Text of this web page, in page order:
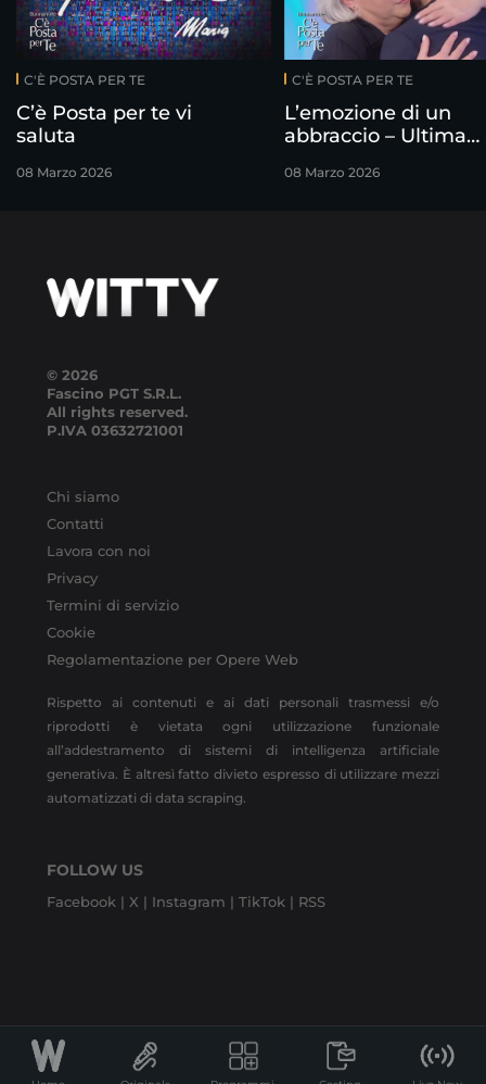
C'È POSTA PER TE
C’è Posta per te vi
saluta
08 Marzo 2026
C'È POSTA PER TE
L’emozione di un
abbraccio – Ultima
08 Marzo 2026
© 2026
Fascino PGT S.R.L.
All rights reserved.
P.IVA 03632721001
Chi siamo
Contatti
Lavora con noi
Privacy
Termini di servizio
Cookie
Regolamentazione per Opere Web
Rispetto ai contenuti e ai dati personali trasmessi e/o
riprodotti è vietata ogni utilizzazione funzionale
all’addestramento di sistemi di intelligenza artificiale
generativa. È altresì fatto divieto espresso di utilizzare mezzi
automatizzati di data scraping.
FOLLOW US
Facebook | X | Instagram | TikTok | RSS